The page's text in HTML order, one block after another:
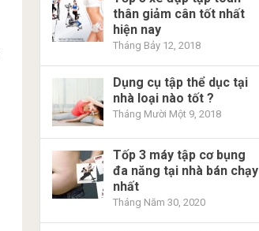
thân giảm cân tốt nhất
hiện nay
Tháng Bảy 12, 2018
Dụng cụ tập thể dục tại
nhà loại nào tốt ?
Tháng Mười Một 9, 2018
Tốp 3 máy tập cơ bụng
đa năng tại nhà bán chạy
nhất
Tháng Năm 30, 2020